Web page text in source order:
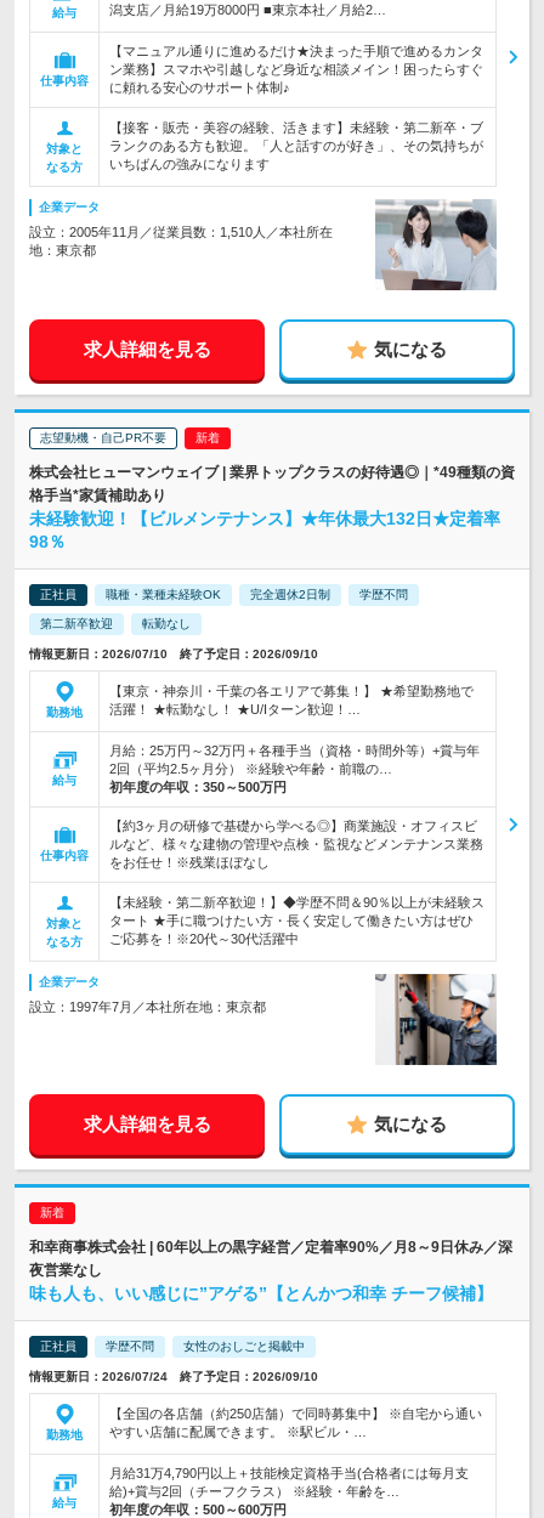
給与
潟支店／月給19万8000円 ■東京本社／月給2…
仕事内容
【マニュアル通りに進めるだけ★決まった手順で進めるカンタ
ン業務】スマホや引越しなど身近な相談メイン！困ったらすぐ
に頼れる安心のサポート体制♪
対象と
なる方
【接客・販売・美容の経験、活きます】未経験・第二新卒・ブ
ランクのある方も歓迎。「人と話すのが好き」、その気持ちが
いちばんの強みになります
企業データ
設立：2005年11月／従業員数：1,510人／本社所在
地：東京都
求人詳細を見る 気になる
志望動機・自己PR不要
株式会社ヒューマンウェイブ | 業界トップクラスの好待遇◎｜*49種類の資
格手当*家賃補助あり
未経験歓迎！【ビルメンテナンス】★年休最大132日★定着率
98％
正社員 職種・業種未経験OK 完全週休2日制 学歴不問
第二新卒歓迎 転勤なし
情報更新日：2026/07/10 終了予定日：2026/09/10
勤務地
【東京・神奈川・千葉の各エリアで募集！】 ★希望勤務地で
活躍！ ★転勤なし！ ★U/Iターン歓迎！…
給与
月給：25万円～32万円＋各種手当（資格・時間外等）+賞与年
2回（平均2.5ヶ月分） ※経験や年齢・前職の…
初年度の年収： 350～500万円
仕事内容
【約3ヶ月の研修で基礎から学べる◎】商業施設・オフィスビ
ルなど、様々な建物の管理や点検・監視などメンテナンス業務
をお任せ！※残業ほぼなし
対象と
なる方
【未経験・第二新卒歓迎！】◆学歴不問＆90％以上が未経験ス
タート ★手に職つけたい方・長く安定して働きたい方はぜひ
ご応募を！※20代～30代活躍中
企業データ
設立：1997年7月／本社所在地：東京都
求人詳細を見る 気になる
和幸商事株式会社 | 60年以上の黒字経営／定着率90%／月8～9日休み／深
夜営業なし
味も人も、いい感じに”アゲる”【とんかつ和幸 チーフ候補】
正社員 学歴不問 女性のおしごと掲載中
情報更新日：2026/07/24 終了予定日：2026/09/10
勤務地
【全国の各店舗（約250店舗）で同時募集中】 ※自宅から通い
やすい店舗に配属できます。 ※駅ビル・…
給与
月給31万4,790円以上＋技能検定資格手当(合格者には毎月支
給)+賞与2回（チーフクラス） ※経験・年齢を…
初年度の年収： 500～600万円